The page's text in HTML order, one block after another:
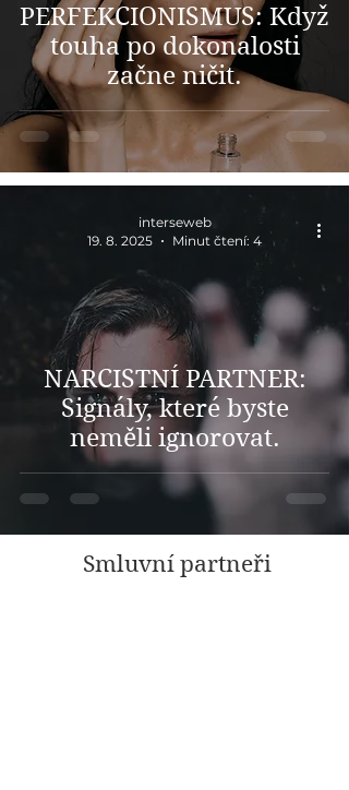
PERFEKCIONISMUS: Když
touha po dokonalosti
začne ničit.
NARCISTNÍ PARTNER:
Signály, které byste
neměli ignorovat.
interseweb
19. 8. 2025
Minut čtení: 4
Smluvní partneři